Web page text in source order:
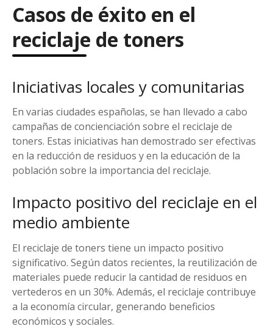
Casos de éxito en el
reciclaje de toners
Iniciativas locales y comunitarias
En varias ciudades españolas, se han llevado a cabo
campañas de concienciación sobre el reciclaje de
toners. Estas iniciativas han demostrado ser efectivas
en la reducción de residuos y en la educación de la
población sobre la importancia del reciclaje.
Impacto positivo del reciclaje en el
medio ambiente
El reciclaje de toners tiene un impacto positivo
significativo. Según datos recientes, la reutilización de
materiales puede reducir la cantidad de residuos en
vertederos en un 30%. Además, el reciclaje contribuye
a la economía circular, generando beneficios
económicos y sociales.